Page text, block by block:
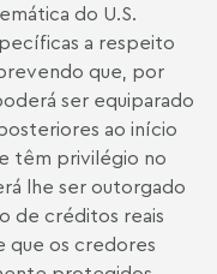
do U.S.
a respeito
que, por
ser equiparado
ao início
têm privilégio no
lhe ser outorgado
de créditos reais
que os credores